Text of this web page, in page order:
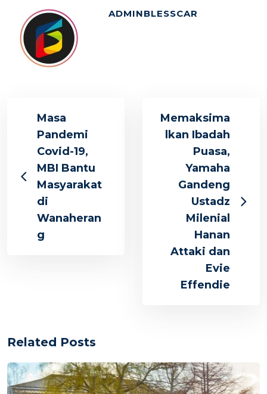
ADMINBLESSCAR
Masa
Pandemi
Covid-19,
MBI Bantu
Masyarakat
di
Wanaheran
g
Memaksima
lkan Ibadah
Puasa,
Yamaha
Gandeng
Ustadz
Milenial
Hanan
Attaki dan
Evie
Effendie
Related Posts